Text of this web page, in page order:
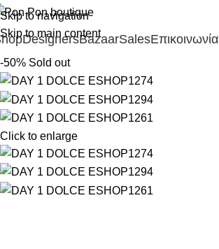
Skip to navigation
Skip to main content
DesignersBazaarSalesΕπικοινωνία
-50% Sold out
Click to enlarge